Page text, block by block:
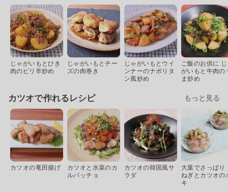
じゃがいもとひき
肉のピリ辛炒め
じゃがいもとチー
ズの肉巻き
じゃがいもとウイ
ンナーのナポリタ
ン風炒め
ご飯のお供に
がいもと牛肉の
ま炒め
カツオで作れるレシピ もっと見る
カツオの竜田揚げ
カツオと水菜のカ
ルパッチョ
カツオの韓国風サ
ラダ
大葉でさっぱり
ねぎとカツオの
キ